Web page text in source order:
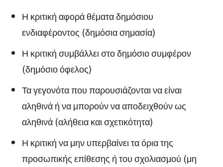
Η κριτική αφορά θέματα δημόσιου
ενδιαφέροντος (δημόσια σημασία)
Η κριτική συμβάλλει στο δημόσιο συμφέρον
(δημόσιο όφελος)
Τα γεγονότα που παρουσιάζονται να είναι
αληθινά ή να μπορούν να αποδειχθούν ως
αληθινά (αλήθεια και σχετικότητα)
Η κριτική να μην υπερβαίνει τα όρια της
προσωπικής επίθεσης ή του σχολιασμού (μη